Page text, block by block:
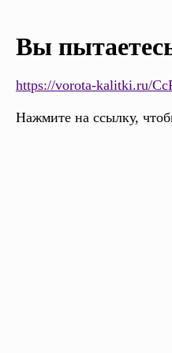
Вы
https://vorota-kalitki.ru/
Нажмите на ссылку,